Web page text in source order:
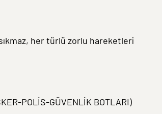
sıkmaz, her türlü zorlu hareketleri
POLİS-GÜVENLİK BOTLARI)